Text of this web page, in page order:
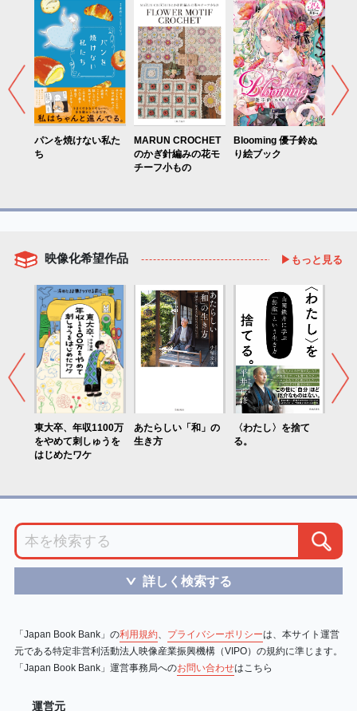
パンを焼けない私た
ち
MARUN CROCHET
のかぎ針編みの花モ
チーフ小もの
Blooming 優子鈴ぬ
り絵ブック
映像化希望作品 ▶もっと見る
東大卒、年収1100万
をやめて刺しゅうを
はじめたワケ
あたらしい「和」の
生き方
〈わたし〉を捨て
る。
＞ 詳しく検索する
「Japan Book Bank」の利用規約、 プライバシーポリシーは、本サイト運営
元である特定非営利活動法人映像産業振興機構（VIPO）の規約に準じます。
「Japan Book Bank」運営事務局へのお問い合わせはこちら
運営元